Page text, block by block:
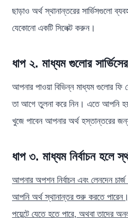
ছাড়াও অর্থ স্থানান্তরের সার্ভিসগুলো
যেকোনো একটি সিলেক্ট করুন।
ধাপ ২. মাধ্যম গুলোর
আপনার পাওয়া বিভিন্ন মাধ্যম গুলোর ফি
তা আগে তুলনা করে নিন। এতে আপনি
খুজে পাবেন আপনার অর্থ হস্তান্তরের
ধাপ ৩. মাধ্যম নির্বাচন হলে
আপনার অপশন নির্বাচন এবং লেনদেন
আপনি অর্থ স্থানান্তর শুরু করতে পারেন।
পয়েন্টে যেতে হতে পারে, অথবা তাদের